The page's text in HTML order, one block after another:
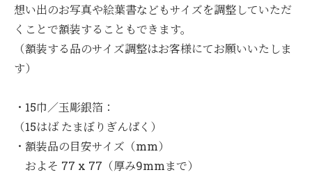
想い出のお写真や絵葉書などもサイズを調整していただ
くことで額装することもできます。
（額装する品のサイズ調整はお客様にてお願いいたしま
す）
・15巾／玉彫銀箔：
（15はば たまぼりぎんぱく）
・額装品の目安サイズ（mm）
およそ 77 x 77（厚み9mmまで）